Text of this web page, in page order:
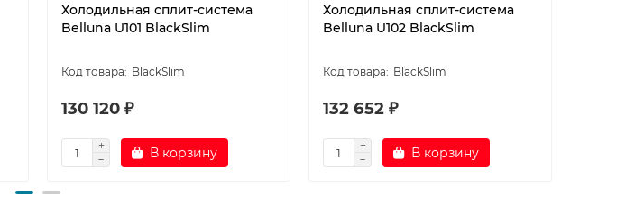
Холодильная сплит-система
Belluna U101 BlackSlim
BlackSlim
130 120 ₽
В корзину
Холодильная сплит-система
Belluna U102 BlackSlim
BlackSlim
132 652 ₽
В корзину